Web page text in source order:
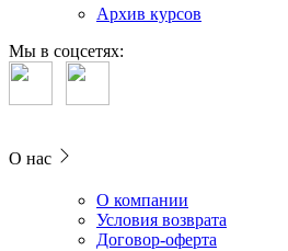
Архив курсов
Мы в соцсетях:
О нас
О компании
Условия возврата
Договор-оферта